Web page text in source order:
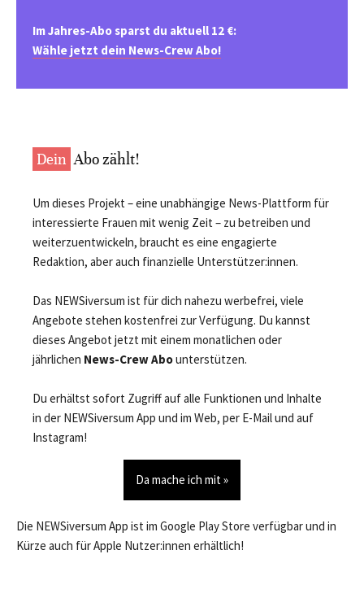
Im Jahres-Abo sparst du aktuell 12 €:
Wähle jetzt dein News-Crew Abo!
Dein Abo zählt!
Um dieses Projekt – eine unabhängige News-Plattform für
interessierte Frauen mit wenig Zeit – zu betreiben und
weiterzuentwickeln, braucht es eine engagierte
Redaktion, aber auch finanzielle Unterstützer:innen.
Das NEWSiversum ist für dich nahezu werbefrei, viele
Angebote stehen kostenfrei zur Verfügung. Du kannst
dieses Angebot jetzt mit einem monatlichen oder
jährlichen News-Crew Abounterstützen.
Du erhältst sofort Zugriff auf alle Funktionen und Inhalte
in der NEWSiversum App und im Web, per E-Mail und auf
Instagram!
Da mache ich mit »
Die NEWSiversum App ist im Google Play Store verfügbar und in
Kürze auch für Apple Nutzer:innen erhältlich!